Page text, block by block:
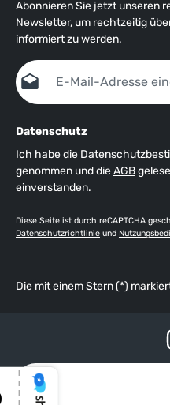
Abonnieren Sie jetzt unseren
Newsletter, um rechtzeitig
informiert zu werden.
E-Mail-Adresse*
Datenschutz
Ich habe die
genommen und dieAGB
einverstanden.
Diese Seite ist durch reCAPTCHA
Datenschutzrichtlinie und
Die mit einem Stern (*)